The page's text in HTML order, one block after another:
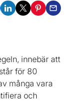
innebär att
för 80
många vara
och